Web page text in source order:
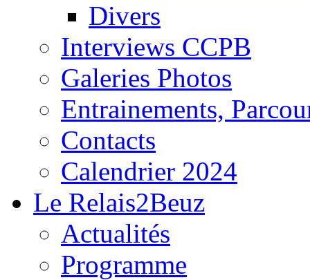
Divers
Interviews CCPB
Galeries Photos
Entrainements,
Contacts
Calendrier 2024
Le Relais2Beuz
Actualités
Programme